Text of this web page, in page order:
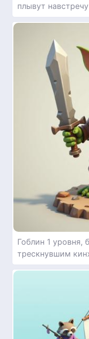
плывут
Гоблин 1 уровня,
трескнувшим